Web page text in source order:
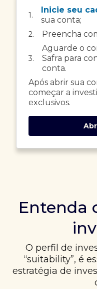
1.
Inicie seu
sua conta;
2. Preencha
3.
Aguarde o
Safra para
conta.
Após abrir sua
começar a
exclusivos.
Entenda
O perfil de
“suitability”, é
estratégia de